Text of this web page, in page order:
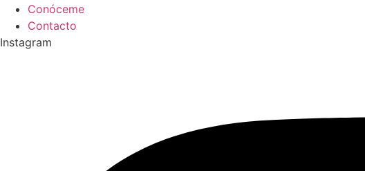
Conóceme
Contacto
Instagram